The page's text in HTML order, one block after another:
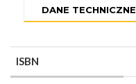
DANE TECHNICZNE
ISBN